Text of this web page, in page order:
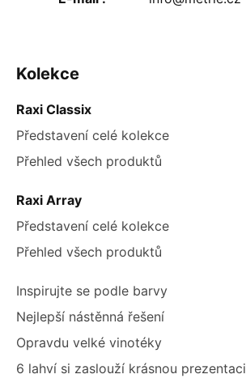
ZÁPATÍ
Kolekce
Raxi Classix
Představení celé kolekce
Přehled všech produktů
Raxi Array
Představení celé kolekce
Přehled všech produktů
Inspirujte se podle barvy
Nejlepší nástěnná řešení
Opravdu velké vinotéky
6 lahví si zaslouží krásnou prezentaci